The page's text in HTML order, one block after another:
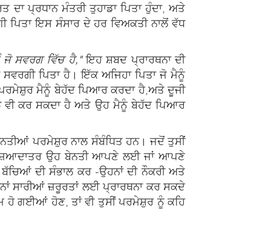
ਦਾ ਪ੍ਰਧਾਨ ਮੰਤਰੀ ਤੁਹਾਡਾ ਪਿਤਾ ਹੁੰਦਾ, ਅਤੇ
ਇਸ ਸੰਸਾਰ ਦੇ ਹਰ ਵਿਅਕਤੀ ਨਾਲੋਂ ਵੱਧ
ਜੋ ਸਵਰਗ ਵਿੱਚ ਹੈ,"ਇਹ ਸ਼ਬਦ ਪ੍ਰਾਰਥਨਾ ਦੀ
ਪਿਤਾ ਹੈ। ਇੱਕ ਅਜਿਹਾ ਪਿਤਾ ਜੋ ਮੈਨੂੰ
ਮੈਨੂੰ ਬੇਹੱਦ ਪਿਆਰ ਕਰਦਾ ਹੈ,ਅਤੇ ਦੂਜੀ
ਵੀ ਕਰ ਸਕਦਾ ਹੈ ਅਤੇ ਉਹ ਮੈਨੂੰ ਬੇਹੱਦ ਪਿਆਰ
ਪਰਮੇਸ਼ੁਰ ਨਾਲ ਸੰਬੰਧਿਤ ਹਨ। ਜਦੋਂ ਤੁਸੀਂ
ਜ਼ਿਆਦਾਤਰ ਉਹ ਬੇਨਤੀ ਆਪਣੇ ਲਈ ਜਾਂ ਆਪਣੇ
ਦੀ ਸੰਭਾਲ ਕਰ -ਉਹਨਾਂ ਦੀ ਨੌਕਰੀ ਅਤੇ
ਸਾਰੀਆਂ ਜ਼ਰੂਰਤਾਂ ਲਈ ਪ੍ਰਾਰਥਨਾ ਕਰ ਸਕਦੇ
ਹੋ ਗਈਆਂ ਹੋਣ, ਤਾਂ ਵੀ ਤੁਸੀਂ ਪਰਮੇਸ਼ੁਰ ਨੂੰ ਕਹਿ